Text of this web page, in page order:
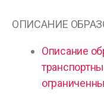
ОПИСАНИЕ
Описание